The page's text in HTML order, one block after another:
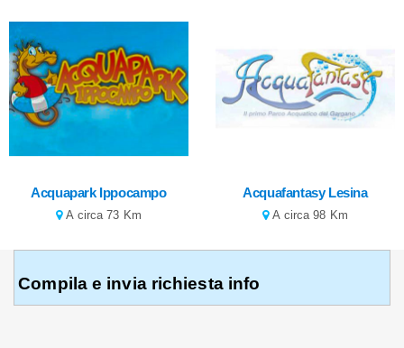
Acquapark Ippocampo
A circa 73 Km
Acquafantasy Lesina
A circa 98 Km
Compila e invia richiesta info